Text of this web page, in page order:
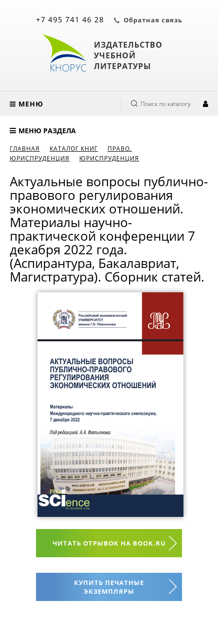
ИЗДАТЕЛЬСТВО
УЧЕБНОЙ
ЛИТЕРАТУРЫ
+7 495 741 46 28 Обратная связь
МЕНЮ Поиск по каталогу
МЕНЮ РАЗДЕЛА
ГЛАВНАЯ КАТАЛОГ КНИГ
ПРАВО.
ЮРИСПРУДЕНЦИЯ
ЮРИСПРУДЕНЦИЯ
Актуальные вопросы публично-
правового регулирования
экономических отношений.
Материалы научно-
практической конференции 7
декабря 2022 года.
(Аспирантура, Бакалавриат,
Магистратура). Сборник статей.
ЧИТАТЬ ОТРЫВОК НА BOOK.RU
КУПИТЬ ПЕЧАТНЫЕ
ЭКЗЕМПЛЯРЫ